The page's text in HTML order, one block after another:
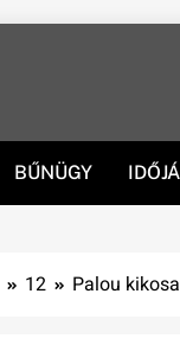
BŰNÜGY
12 Palou